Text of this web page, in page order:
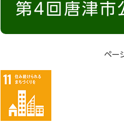
第4回唐津市
ペー